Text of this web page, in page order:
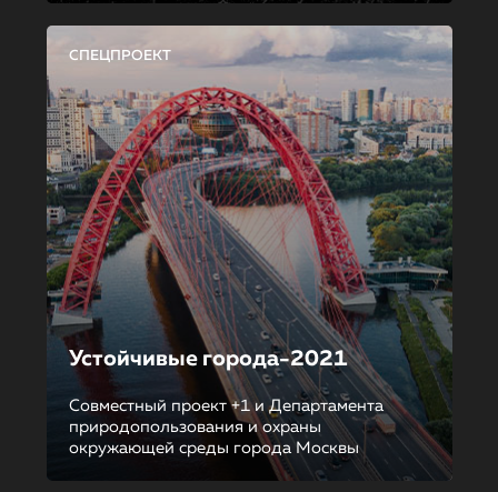
СПЕЦПРОЕКТ
Устойчивые города-2021
Совместный проект +1 и Департамента
природопользования и охраны
окружающей среды города Москвы